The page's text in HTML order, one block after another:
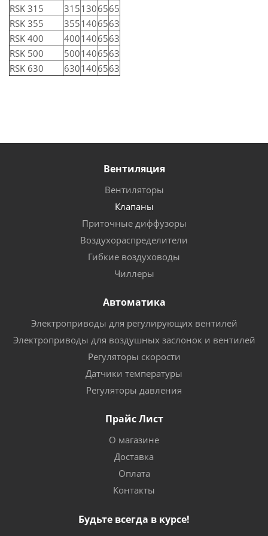
RSK 315 3151306565
RSK 355
3551406563
RSK 400
4001406563
RSK 500
5001406563
RSK 630
6301406563
Вентиляция
Вентиляторы
Клапаны
Приточные диффузоры
Воздухораспределители
Гибкие воздуховоды
Чиллеры
Автоматика
Электроприводы для регулирующих вентилей
Электроприводы для воздушных заслонок и вентилей
Регуляторы скорости
Датчики температуры
Регуляторы давления
Прайс Лист
О магазине
Доставка
Оплата
Контакты
Будьте всегда в курсе!